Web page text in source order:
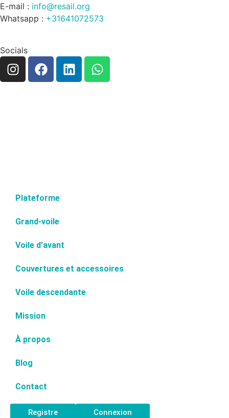
E-mail : info@resail.org
Whatsapp : +31641072573
Socials
Plateforme
Grand-voile
Voile d’avant
Couvertures et accessoires
Voile descendante
Mission
À propos
Blog
Contact
Registre Connexion